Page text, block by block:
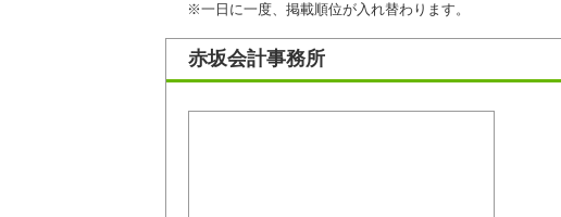
※一日に一度、掲載順位が入れ替わります。
赤坂会計事務所